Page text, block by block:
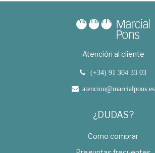
Atención al cliente
(+34) 91 304 33 03
atencion@marcialpons.es
¿DUDAS?
Como comprar